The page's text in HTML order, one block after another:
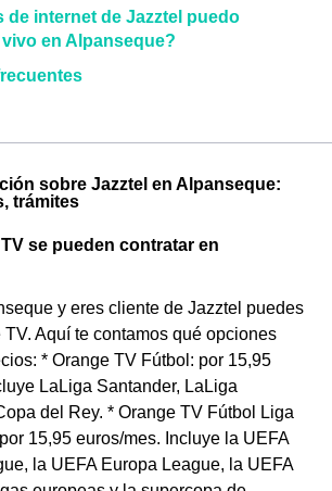
de internet de Jazztel puedo
en Alpanseque?
sobre Jazztel en Alpanseque:
trámites
se pueden contratar en
y eres cliente de Jazztel puedes
TV. Aquí te contamos qué opciones
* Orange TV Fútbol: por 15,95
LaLiga Santander, LaLiga
del Rey. * Orange TV Fútbol Liga
15,95 euros/mes. Incluye la UEFA
la UEFA Europa League, la UEFA